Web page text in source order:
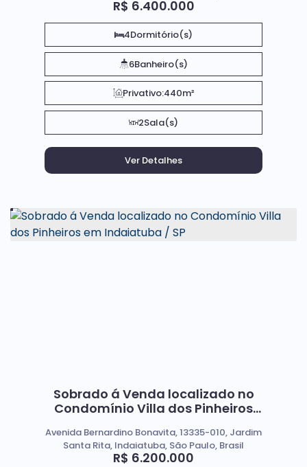
R$ 6.400.000
4Dormitório(s)
6Banheiro(s)
Privativo:440m²
2Sala(s)
Sobrado á Venda localizado no
Condomínio Villa dos Pinheiros
R$ 6.200.000
Avenida Bernardino Bonavita, 13335-010, Jardim
Santa Rita, Indaiatuba, São Paulo, Brasil